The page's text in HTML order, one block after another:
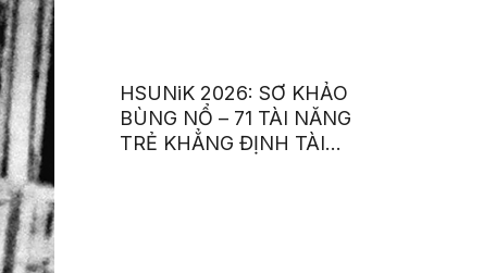
HSUNiK 2026: SƠ KHẢO
BÙNG NỔ – 71 TÀI NĂNG
TRẺ KHẲNG ĐỊNH TÀI